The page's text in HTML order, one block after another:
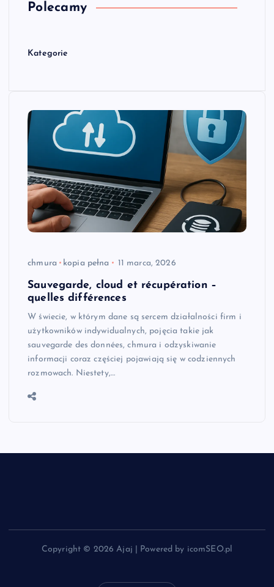
Polecamy
Kategorie
chmura kopia pełna 11 marca, 2026
Sauvegarde, cloud et récupération –
quelles différences
W świecie, w którym dane są sercem działalności firm i
użytkowników indywidualnych, pojęcia takie jak
sauvegarde des données, chmura i odzyskiwanie
informacji coraz częściej pojawiają się w codziennych
rozmowach. Niestety,…
Copyright © 2026 Ajaj | Powered by icomSEO.pl